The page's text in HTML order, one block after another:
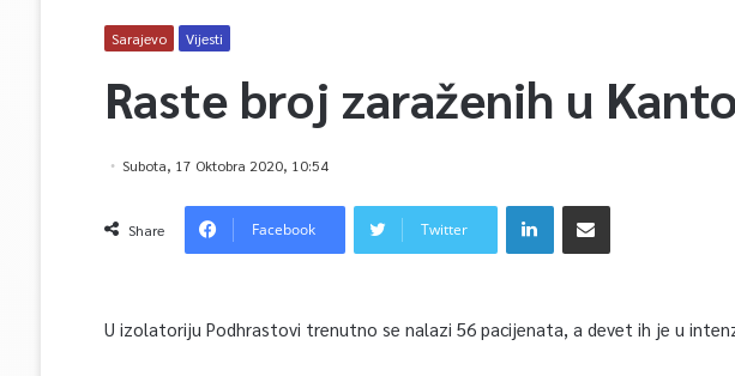
Sarajevo Vijesti
Raste broj zaraženih u
Subota, 17 Oktobra 2020, 10:54
Share Facebook Twitter
U izolatoriju Podhrastovi trenutno se nalazi 56 pacijenata, a devet ih je u